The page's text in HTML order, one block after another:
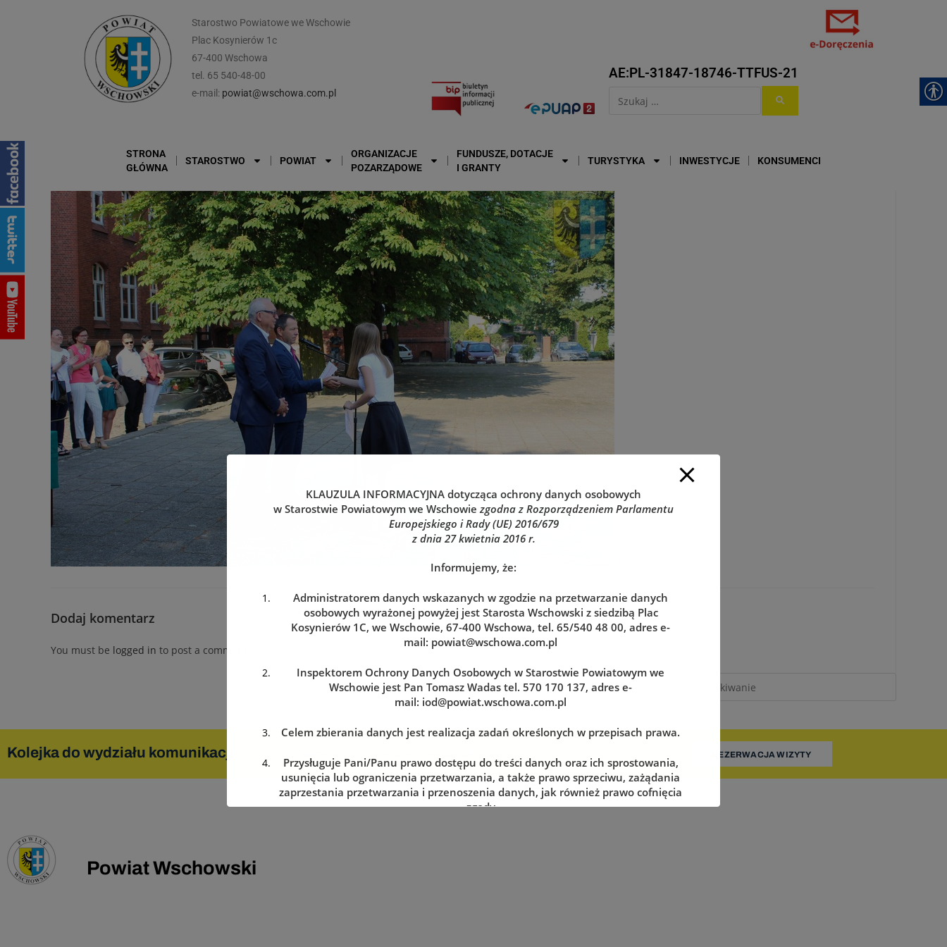
Starostwo Powiatowe we Wschowie
Plac Kosynierów 1c
67-400 Wschowa
tel. 65 540-48-00
e-mail: powiat@wschowa.com.pl
AE:PL-31847-18746-TTFUS-21
STRONA
GŁÓWNA
STAROSTWO POWIAT
ORGANIZACJE
POZARZĄDOWE
FUNDUSZE, DOTACJE
I GRANTY
TURYSTYKA INWESTYCJE KONSUMENCI
Dodaj komentarz
You must be logged in to post a comment.
Kolejka do wydziału komunikacji REZERWACJA WIZYTY
Powiat Wschowski
KLAUZULA INFORMACYJNA dotycząca ochrony danych osobowych
w Starostwie Powiatowym we Wschowie zgodna z Rozporządzeniem Parlamentu
Europejskiego i Rady (UE) 2016/679
z dnia 27 kwietnia 2016 r.
Informujemy, że:
Administratorem danych wskazanych w zgodzie na przetwarzanie danych
osobowych wyrażonej powyżej jest Starosta Wschowski z siedzibą Plac
Kosynierów 1C, we Wschowie, 67-400 Wschowa, tel. 65/540 48 00, adres e-
mail: powiat@wschowa.com.pl
Inspektorem Ochrony Danych Osobowych w Starostwie Powiatowym we
Wschowie jest Pan Tomasz Wadas tel. 570 170 137, adres e-
mail: iod@powiat.wschowa.com.pl
Celem zbierania danych jest realizacja zadań określonych w przepisach prawa.
Przysługuje Pani/Panu prawo dostępu do treści danych oraz ich sprostowania,
usunięcia lub ograniczenia przetwarzania, a także prawo sprzeciwu, zażądania
zaprzestania przetwarzania i przenoszenia danych, jak również prawo cofnięcia
zgody